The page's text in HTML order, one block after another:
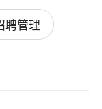
書面撰寫與口
部通告及員工
其Excel數據
聘管理